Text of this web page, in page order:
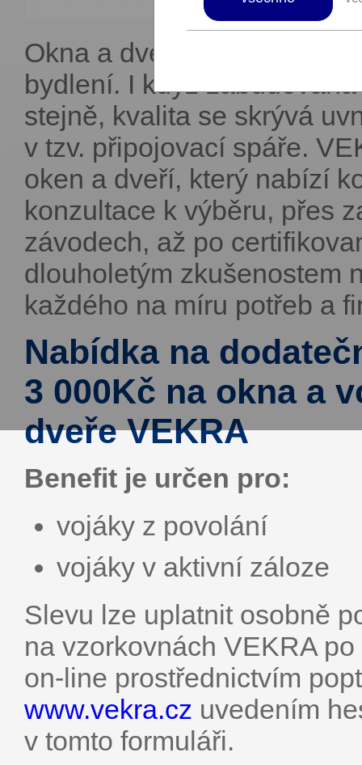
Okna a dveře významným
bydlení. I když
stejně, kvalita se skrývá
v tzv. připojovací spáře.
oken a dveří, který nabízí
konzultace k výběru, přes
závodech, až po
dlouholetým zkušenostem
každého na míru potřeb a
Nabídka na
3 000Kč na okna a
dveře VEKRA
Benefit je určen pro:
vojáky z povolání
vojáky v aktivní záloze
Slevu lze uplatnit osobně
na vzorkovnách VEKRA
on-line prostřednictvím
www.vekra.cz uvedením
v tomto formuláři.